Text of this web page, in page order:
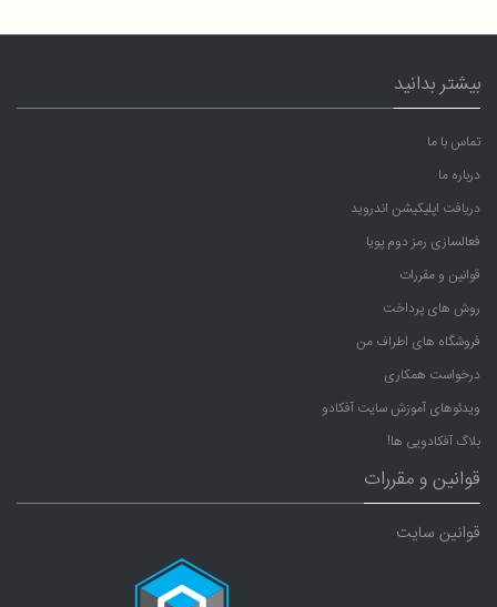
بیشتر بدانید
تماس با ما
درباره ما
دریافت اپلیکیشن اندروید
فعالسازی رمز دوم پویا
قوانین و مقررات
روش های پرداخت
فروشگاه های اطراف من
درخواست همکاری
ویدئوهای آموزش سایت آفکادو
بلاگ آفکادویی ها!
قوانین و مقررات
قوانین سایت